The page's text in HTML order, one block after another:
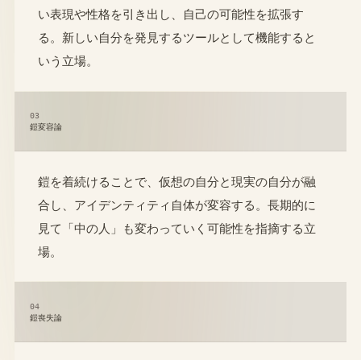
い表現や性格を引き出し、自己の可能性を拡張す
る。新しい自分を発見するツールとして機能すると
いう立場。
03
鎧変容論
鎧を着続けることで、仮想の自分と現実の自分が融
合し、アイデンティティ自体が変容する。長期的に
見て「中の人」も変わっていく可能性を指摘する立
場。
04
鎧喪失論